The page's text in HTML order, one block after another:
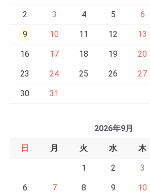
2 3 4 5 6
9 10 11 12 13
16 17 18 19 20
23 24 25 26 27
30 31
2026年9月
日 月 火 水 木
1 2 3
6 7 8 9 10